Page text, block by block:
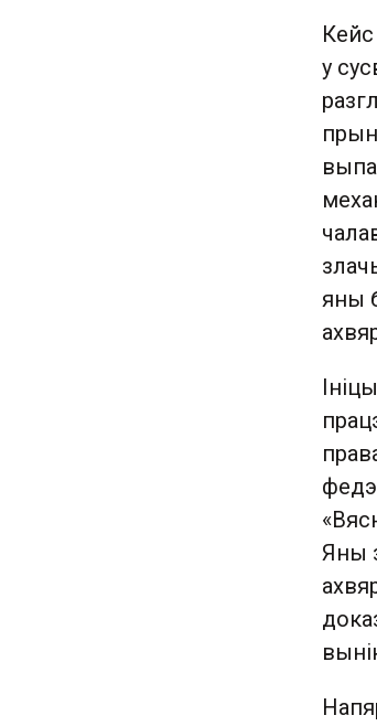
у
яны
Яны